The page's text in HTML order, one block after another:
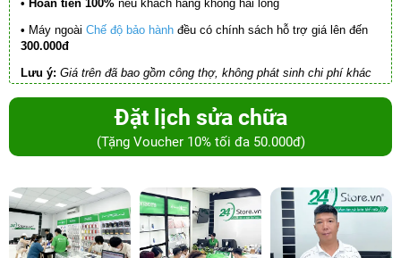
• Hoàn tiền 100% nếu khách hàng không hài lòng
• Máy ngoài Chế độ bảo hành đều có chính sách hỗ trợ giá lên đến
300.000đ
Lưu ý: Giá trên đã bao gồm công thợ, không phát sinh chi phí khác
Đặt lịch sửa chữa
(Tặng Voucher 10% tối đa 50.000đ)